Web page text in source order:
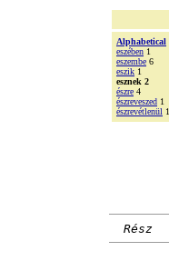
Alphabetical
eszében 1
eszembe 6
eszik 1
esznek 2
észre 4
észreveszed 1
észrevétlenül 1
Rész